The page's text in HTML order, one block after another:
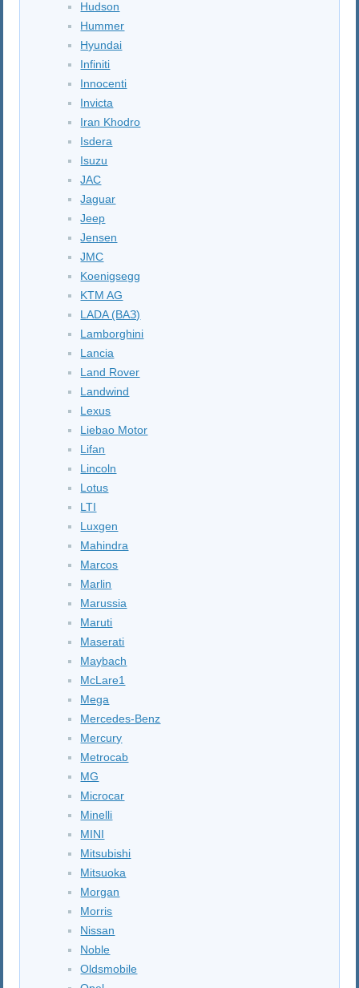
Hudson
Hummer
Hyundai
Infiniti
Innocenti
Invicta
Iran Khodro
Isdera
Isuzu
JAC
Jaguar
Jeep
Jensen
JMC
Koenigsegg
KTM AG
LADA (ВАЗ)
Lamborghini
Lancia
Land Rover
Landwind
Lexus
Liebao Motor
Lifan
Lincoln
Lotus
LTI
Luxgen
Mahindra
Marcos
Marlin
Marussia
Maruti
Maserati
Maybach
McLare1
Mega
Mercedes-Benz
Mercury
Metrocab
MG
Microcar
Minelli
MINI
Mitsubishi
Mitsuoka
Morgan
Morris
Nissan
Noble
Oldsmobile